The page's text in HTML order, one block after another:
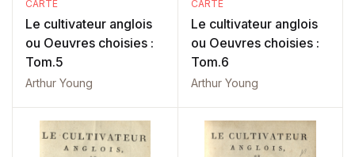
CARTE
Le cultivateur anglois
ou Oeuvres choisies :
Tom.5
Arthur Young
CARTE
Le cultivateur anglois
ou Oeuvres choisies :
Tom.6
Arthur Young